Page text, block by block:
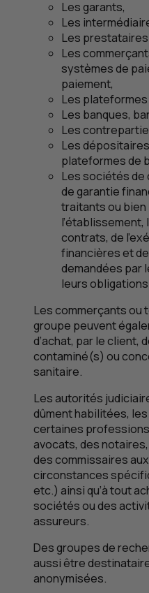
Les garants,
Les
Les
Les
systèmes de
paiement,
Les plateformes
Les banques,
Les
Les
plateformes de
Les sociétés de
de garantie
traitants ou
contrats, de
financières et
demandées par
leurs
Les commerçants ou
groupe peuvent
d’achat, par le client,
contaminé(s) ou
sanitaire.
Les autorités
dûment habilitées,
certaines
avocats, des
des commissaires
circonstances
etc.) ainsi qu’à tout
sociétés ou des
assureurs.
Des groupes de
aussi être
anonymisées.